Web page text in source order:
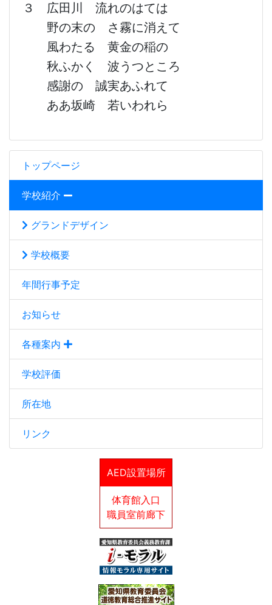
トップページ
学校紹介
グランドデザイン
学校概要
年間行事予定
お知らせ
各種案内
学校評価
所在地
リンク
AED設置場所
体育館入口
職員室前廊下
３ 広田川 流れのはては
野の末の さ霧に消えて
風わたる 黄金の稲の
秋ふかく 波うつところ
感謝の 誠実あふれて
ああ坂崎 若いわれら